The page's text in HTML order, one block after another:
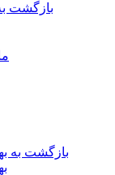
بازگشت
بازگشت به